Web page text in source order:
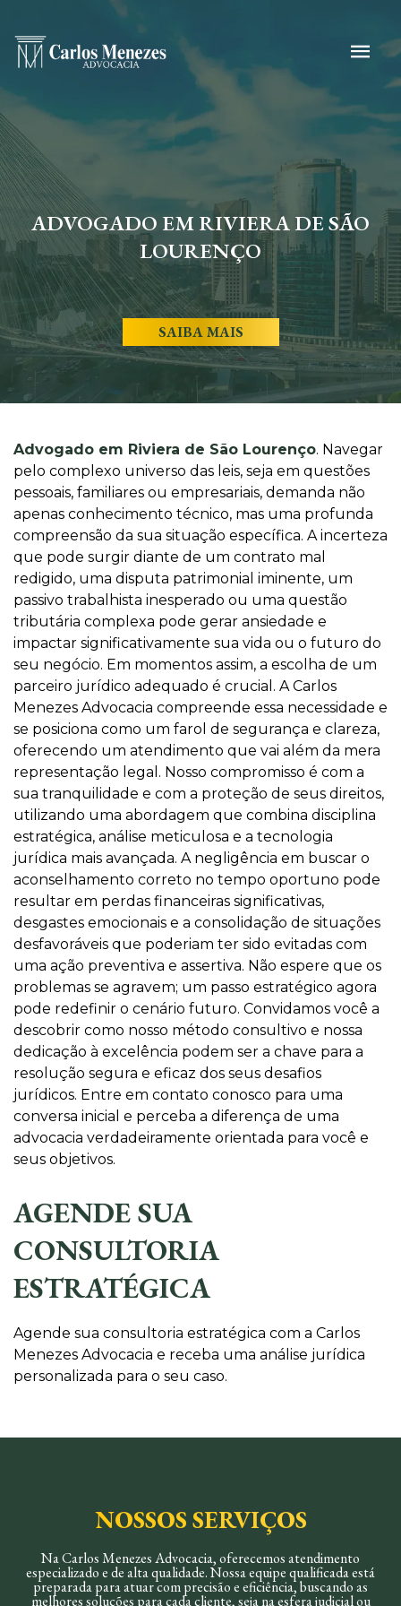
ADVOGADO EM RIVIERA DE SÃO
LOURENÇO
SAIBA MAIS
Advogado em Riviera de São Lourenço. Navegar
pelo complexo universo das leis, seja em questões
pessoais, familiares ou empresariais, demanda não
apenas conhecimento técnico, mas uma profunda
compreensão da sua situação específica. A incerteza
que pode surgir diante de um contrato mal
redigido, uma disputa patrimonial iminente, um
passivo trabalhista inesperado ou uma questão
tributária complexa pode gerar ansiedade e
impactar significativamente sua vida ou o futuro do
seu negócio. Em momentos assim, a escolha de um
parceiro jurídico adequado é crucial. A Carlos
Menezes Advocacia compreende essa necessidade e
se posiciona como um farol de segurança e clareza,
oferecendo um atendimento que vai além da mera
representação legal. Nosso compromisso é com a
sua tranquilidade e com a proteção de seus direitos,
utilizando uma abordagem que combina disciplina
estratégica, análise meticulosa e a tecnologia
jurídica mais avançada. A negligência em buscar o
aconselhamento correto no tempo oportuno pode
resultar em perdas financeiras significativas,
desgastes emocionais e a consolidação de situações
desfavoráveis que poderiam ter sido evitadas com
uma ação preventiva e assertiva. Não espere que os
problemas se agravem; um passo estratégico agora
pode redefinir o cenário futuro. Convidamos você a
descobrir como nosso método consultivo e nossa
dedicação à excelência podem ser a chave para a
resolução segura e eficaz dos seus desafios
jurídicos. Entre em contato conosco para uma
conversa inicial e perceba a diferença de uma
advocacia verdadeiramente orientada para você e
seus objetivos.
AGENDE SUA
CONSULTORIA
ESTRATÉGICA
Agende sua consultoria estratégica com a Carlos
Menezes Advocacia e receba uma análise jurídica
personalizada para o seu caso.
NOSSOS SERVIÇOS
Na Carlos Menezes Advocacia, oferecemos atendimento
especializado e de alta qualidade. Nossa equipe qualificada está
preparada para atuar com precisão e eficiência, buscando as
melhores soluções para cada cliente, seja na esfera judicial ou